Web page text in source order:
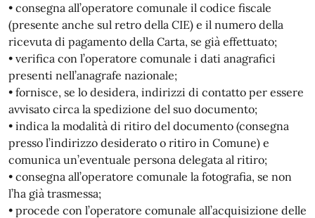
• consegna all’operatore comunale il codice fiscale
(presente anche sul retro della CIE) e il numero della
ricevuta di pagamento della Carta, se già effettuato;
• verifica con l’operatore comunale i dati anagrafici
presenti nell’anagrafe nazionale;
• fornisce, se lo desidera, indirizzi di contatto per essere
avvisato circa la spedizione del suo documento;
• indica la modalità di ritiro del documento (consegna
presso l’indirizzo desiderato o ritiro in Comune) e
comunica un’eventuale persona delegata al ritiro;
• consegna all’operatore comunale la fotografia, se non
l’ha già trasmessa;
• procede con l’operatore comunale all’acquisizione delle